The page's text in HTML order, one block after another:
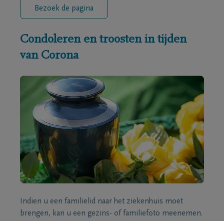
Bezoek de pagina
Condoleren en troosten in tijden
van Corona
Indien u een familielid naar het ziekenhuis moet
brengen, kan u een gezins- of familiefoto meenemen.